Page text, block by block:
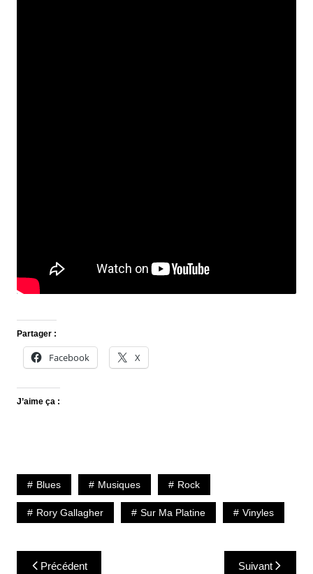
Partager :
Facebook X
J’aime ça :
Blues Musiques Rock
Rory Gallagher Sur Ma Platine Vinyles
Navigation
Précédent Suivant